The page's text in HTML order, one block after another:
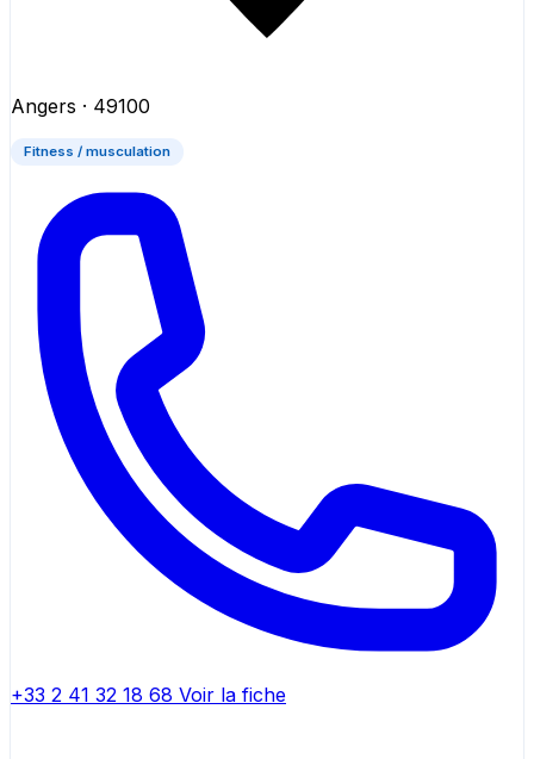
Angers · 49100
Fitness / musculation
+33 2 41 32 18 68 Voir la fiche